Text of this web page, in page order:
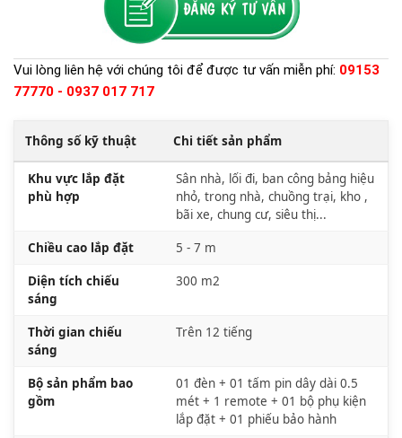
Vui lòng liên hệ với chúng tôi để được tư vấn miễn phí: 09153
77770 - 0937 017 717
Thông số kỹ thuật Chi tiết sản phẩm
Khu vực lắp đặt
phù hợp
Sân nhà, lối đi, ban công bảng hiệu
nhỏ, trong nhà, chuồng trại, kho ,
bãi xe, chung cư, siêu thị...
Chiều cao lắp đặt 5 - 7 m
Diện tích chiếu
sáng
300 m2
Thời gian chiếu
sáng
Trên 12 tiếng
Bộ sản phẩm bao
gồm
01 đèn + 01 tấm pin dây dài 0.5
mét + 1 remote + 01 bộ phụ kiện
lắp đặt + 01 phiếu bảo hành